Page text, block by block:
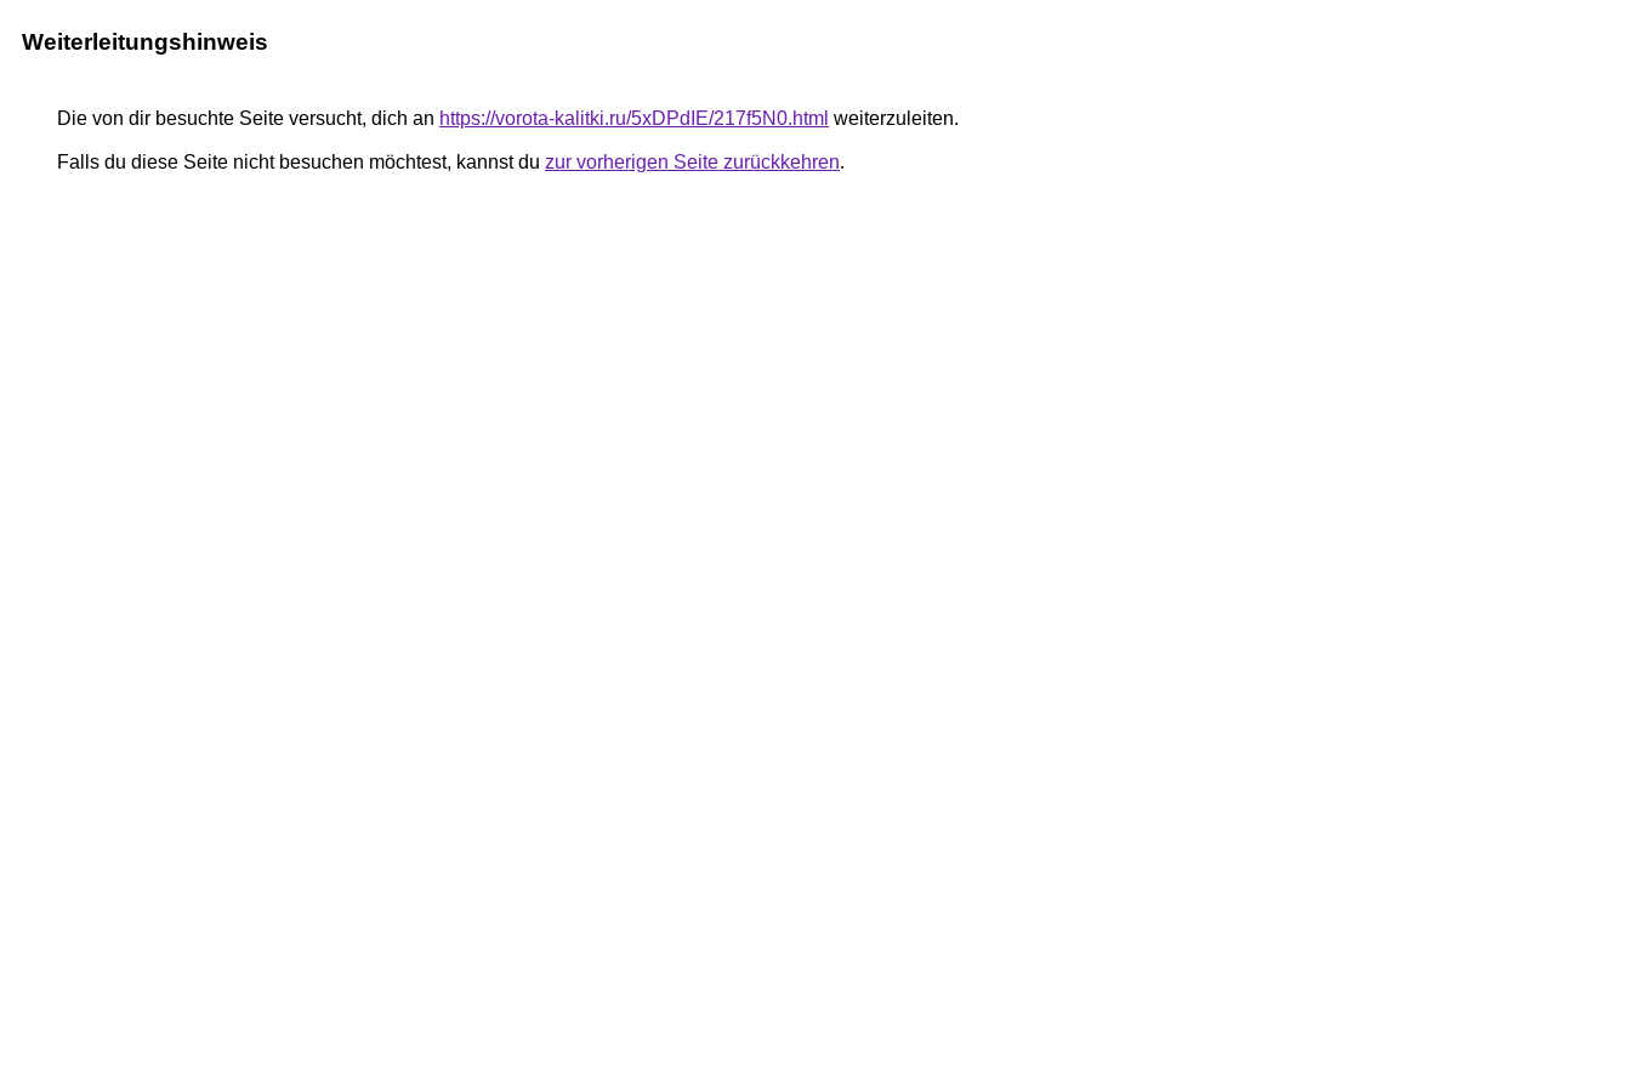
Weiterleitungshinweis
Die von dir besuchte Seite versucht, dich an https://vorota-kalitki.ru/5xDPdIE/217f5N0.html weiterzuleiten.
Falls du diese Seite nicht besuchen möchtest, kannst du zur vorherigen Seite zurückkehren.